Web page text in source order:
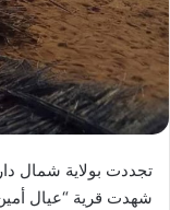
تجددت بولاية شمال